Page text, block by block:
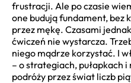
frustracji. Ale po czasie
one budują fundament, bez
przez mękę. Czasami
ćwiczeń nie wystarcza.
niego mądrze korzystać. I
– o strategiach, pułapkach
podróży przez świat liczb